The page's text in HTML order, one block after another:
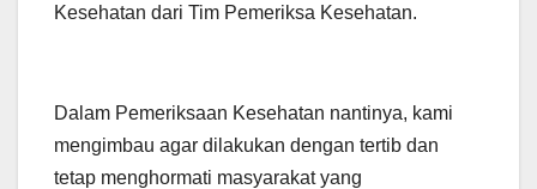
Kesehatan dari Tim Pemeriksa Kesehatan.
Dalam Pemeriksaan Kesehatan nantinya, kami
mengimbau agar dilakukan dengan tertib dan
tetap menghormati masyarakat yang